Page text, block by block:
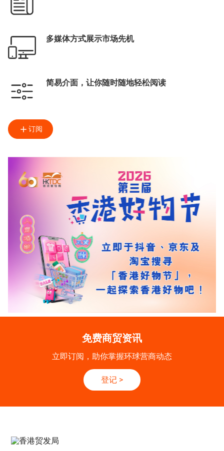
多媒体方式展示市场先机
简易介面，让你随时随地轻松阅读
订阅
免费商贸资讯
立即订阅，助你掌握环球营商动态
登记 >